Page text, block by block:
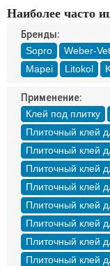
Наиболее часто
Бренды:
Sopro Weber-
Mapei
Litokol
Применение:
Клей под плитку
Плиточный клей
Плиточный клей
Плиточный клей
Плиточный клей
Плиточный клей
Плиточный клей
Плиточный клей
Плиточный клей